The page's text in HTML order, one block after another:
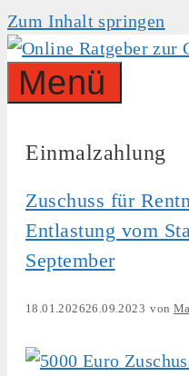
Zum Inhalt springen
Menü
Einmalzahlung
Zuschuss für
Entlastung vom
September
18.01.202626.09.2023 von